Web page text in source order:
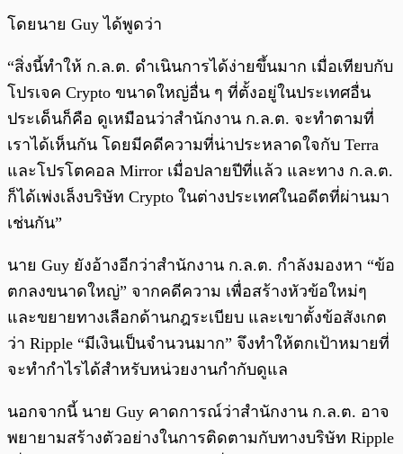
โดยนาย Guy ได้พูดว่า
“สิ่งนี้ทำให้ ก.ล.ต. ดำเนินการได้ง่ายขึ้นมาก เมื่อเทียบกับ
โปรเจค Crypto ขนาดใหญ่อื่น ๆ ที่ตั้งอยู่ในประเทศอื่น
ประเด็นก็คือ ดูเหมือนว่าสำนักงาน ก.ล.ต. จะทำตามที่
เราได้เห็นกัน โดยมีคดีความที่น่าประหลาดใจกับ Terra
และโปรโตคอล Mirror เมื่อปลายปีที่แล้ว และทาง ก.ล.ต.
ก็ได้เพ่งเล็งบริษัท Crypto ในต่างประเทศในอดีตที่ผ่านมา
เช่นกัน”
นาย Guy ยังอ้างอีกว่าสำนักงาน ก.ล.ต. กำลังมองหา “ข้อ
ตกลงขนาดใหญ่” จากคดีความ เพื่อสร้างหัวข้อใหม่ๆ
และขยายทางเลือกด้านกฎระเบียบ และเขาตั้งข้อสังเกต
ว่า Ripple “มีเงินเป็นจำนวนมาก” จึงทำให้ตกเป้าหมายที่
จะทำกำไรได้สำหรับหน่วยงานกำกับดูแล
นอกจากนี้ นาย Guy คาดการณ์ว่าสำนักงาน ก.ล.ต. อาจ
พยายามสร้างตัวอย่างในการติดตามกับทางบริษัท Ripple